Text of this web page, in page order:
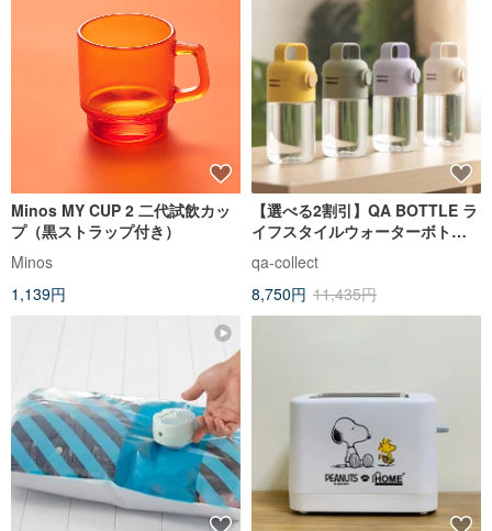
Minos MY CUP 2 二代試飲カッ
プ（黒ストラップ付き）
Minos
1,139円
【選べる2割引】QA BOTTLE ラ
イフスタイルウォーターボトル
（ダイレクトドリンク/シッピー
カップ）
qa-collect
8,750円 11,435円